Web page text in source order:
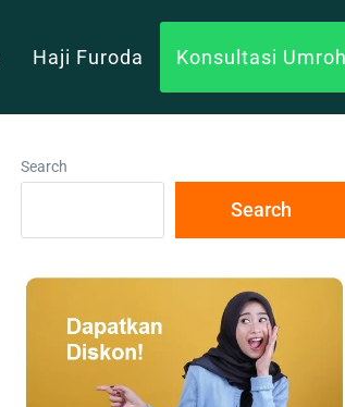
Haji Furoda Konsultasi Umroh
Search
Search